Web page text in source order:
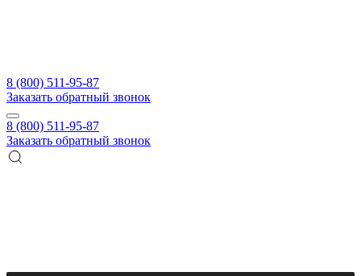
8 (800) 511-95-87
Заказать обратный звонок
8 (800) 511-95-87
Заказать обратный звонок